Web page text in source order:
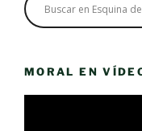
MORAL EN